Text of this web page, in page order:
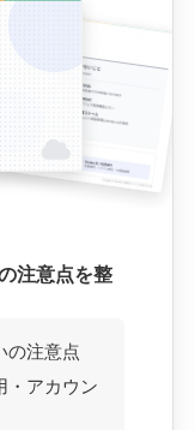
注意点を整
の注意点
・アカウン